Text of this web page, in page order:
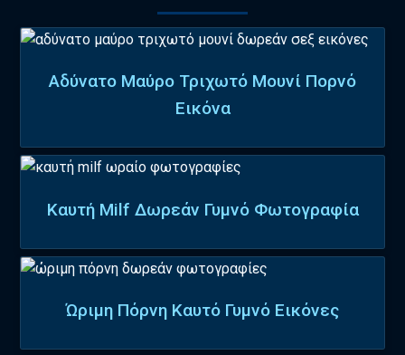
Αδύνατο Μαύρο Τριχωτό Μουνί Πορνό
Εικόνα
Καυτή Milf Δωρεάν Γυμνό Φωτογραφία
Ώριμη Πόρνη Καυτό Γυμνό Εικόνες